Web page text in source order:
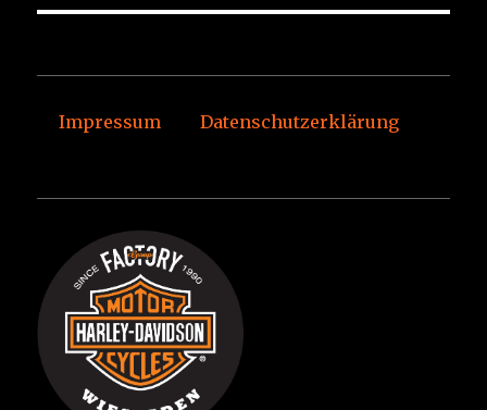
Impressum Datenschutzerklärung